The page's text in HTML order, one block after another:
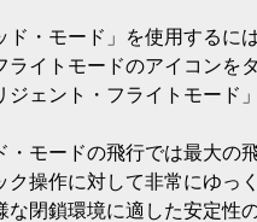
ド・モード」を使用するに
ライトモードのアイコンを
ジェント・フライトモード
・モードの飛行では最大の
ク操作に対して非常にゆっ
な閉鎖環境に適した安定性